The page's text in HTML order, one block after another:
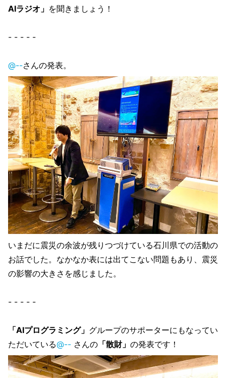
AIラジオ」 を聞きましょう！
- - - - -
@--さんの発表。
いまだに震災の余波が残りつづけている石川県での活動の
お話でした。なかなか表には出てこない問題もあり、震災
の影響の大きさを感じました。
- - - - -
「AIプログラミング」 グループのサポーターにもなってい
ただいている@-- さんの 「散財」 の発表です！